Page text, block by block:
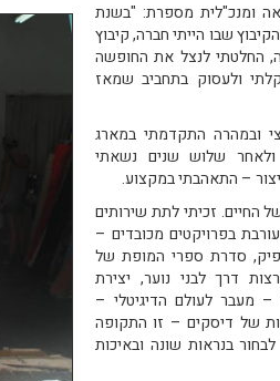
ומנכ"לית מספרת: "בשנת
שבו הייתי חברה, קיבוץ
החלטתי לנצל את החופשה
ולעסוק בתחביב שמאז
ובמהרה התקדמתי במארג
שלוש שנים נשאתי
– התאהבתי במקצוע.
החיים. זכיתי לתת שירותים
בפרויקטים מכובדים –
סדרת ספרי המופת של
דרך לבני נוער, יצירת
מעבר לעולם הדיגיטלי –
של דיסקים – זו התקופה
בנראות שונה ובאיכות